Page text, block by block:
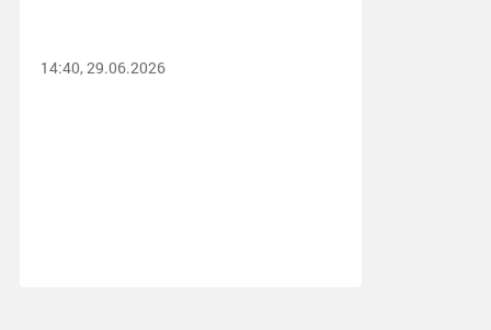
14:40, 29.06.2026